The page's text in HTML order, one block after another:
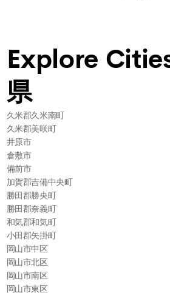
Explore
県
久米郡久米南町
久米郡美咲町
井原市
倉敷市
備前市
加賀郡吉備中央町
勝田郡勝央町
勝田郡奈義町
和気郡和気町
小田郡矢掛町
岡山市中区
岡山市北区
岡山市南区
岡山市東区